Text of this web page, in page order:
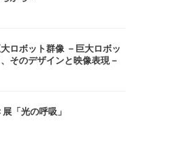
ロボット群像 －巨大ロボッ
、そのデザインと映像表現－
「光の呼吸」